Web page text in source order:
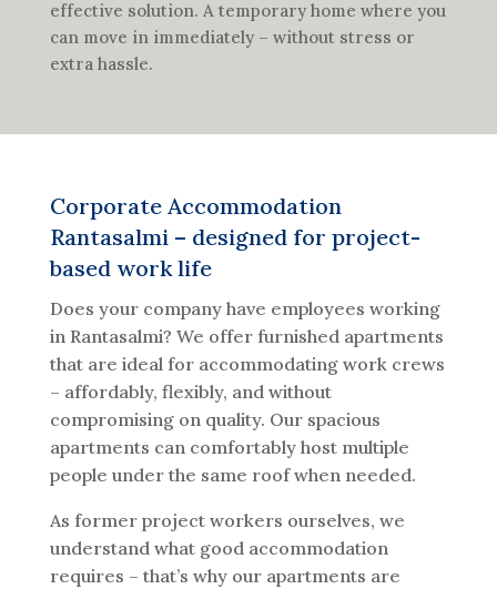
effective solution. A temporary home where you
can move in immediately – without stress or
extra hassle.
Corporate Accommodation
Rantasalmi – designed for project-
based work life
Does your company have employees working
in Rantasalmi? We offer furnished apartments
that are ideal for accommodating work crews
– affordably, flexibly, and without
compromising on quality. Our spacious
apartments can comfortably host multiple
people under the same roof when needed.
As former project workers ourselves, we
understand what good accommodation
requires – that’s why our apartments are